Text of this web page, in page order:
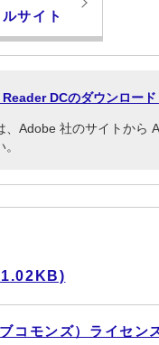
サイト
DCのダウンロード
、Adobe 社のサイトから
コモンズ）ライセン